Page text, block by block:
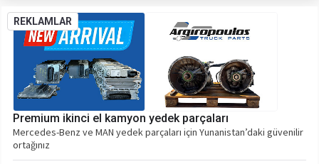
REKLAMLAR
Premium ikinci el kamyon yedek parçaları
Mercedes-Benz ve MAN yedek parçaları için Yunanistan’daki güvenilir
ortağınız